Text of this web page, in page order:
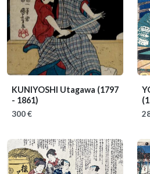
KUNIYOSHI Utagawa (1797
- 1861)
300 €